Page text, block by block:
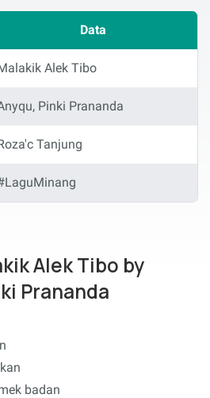
Data
Alek Tibo
Pinki Prananda
Tanjung
Alek Tibo by
Prananda
badan